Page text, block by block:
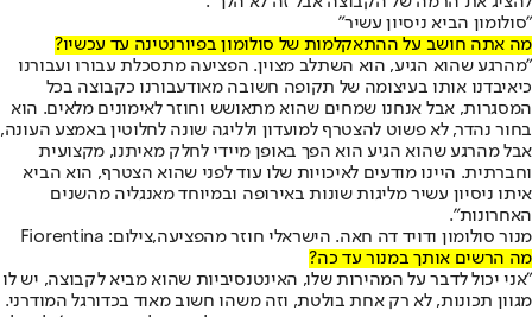
"סולומון הביא ניסיון עשיר"
מה אתה חושב על ההתאקלמות של סולומון בפיורנטינה עד עכשיו?
"מהרגע שהוא הגיע, הוא השתלב מצוין. הפציעה מתסכלת עבורו ועבורנו
כיאיבדנו אותו בעיצומה של תקופה חשובה מאודעבורנו כקבוצה בכל
המסגרות, אבל אנחנו שמחים שהוא מתאושש וחוזר לאימונים מלאים. הוא
בחור נהדר, לא פשוט להצטרף למועדון ולליגה שונה לחלוטין באמצע העונה,
אבל מהרגע שהוא הגיע הוא הפך באופן מיידי לחלק מאיתנו, מקצועית
וחברתית. היינו מודעים לאיכויות שלו עוד לפני שהוא הצטרף, הוא הביא
איתו ניסיון עשיר מליגות שונות באירופה ובמיוחד מאנגליה מהשנים
האחרונות".
מנור סולומון ודויד דה חאה. הישראלי חוזר מהפציעה,צילום: Fiorentina
מה הרשים אותך במנור עד כה?
"אני יכול לדבר על המהירות שלו, האינטנסיביות שהוא מביא לקבוצה, יש לו
מגוון תכונות, לא רק אחת בולטת, וזה משהו חשוב מאוד בכדורגל המודרני.